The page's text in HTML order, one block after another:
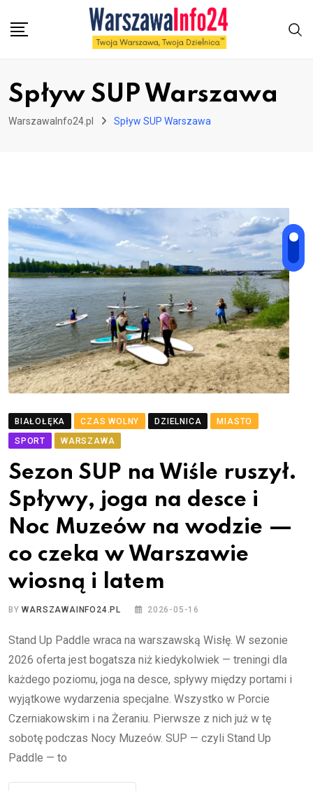
Spływ SUP Warszawa
WarszawaInfo24.pl Spływ SUP Warszawa
BIAŁOŁĘKA CZAS WOLNY DZIELNICA
MIASTO
SPORT
WARSZAWA
Sezon SUP na Wiśle ruszył.
Spływy, joga na desce i
Noc Muzeów na wodzie —
co czeka w Warszawie
wiosną i latem
BYWARSZAWAINFO24.PL 2026-05-16
Stand Up Paddle wraca na warszawską Wisłę. W sezonie
2026 oferta jest bogatsza niż kiedykolwiek — treningi dla
każdego poziomu, joga na desce, spływy między portami i
wyjątkowe wydarzenia specjalne. Wszystko w Porcie
Czerniakowskim i na Żeraniu. Pierwsze z nich już w tę
sobotę podczas Nocy Muzeów. SUP — czyli Stand Up
Paddle — to